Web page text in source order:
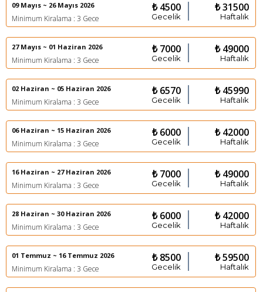
09 Mayıs ~ 26 Mayıs 2026
Minimum Kiralama : 3 Gece
₺ 4500
Gecelik
₺ 31500
Haftalık
27 Mayıs ~ 01 Haziran 2026
Minimum Kiralama : 3 Gece
₺ 7000
Gecelik
₺ 49000
Haftalık
02 Haziran ~ 05 Haziran 2026
Minimum Kiralama : 3 Gece
₺ 6570
Gecelik
₺ 45990
Haftalık
06 Haziran ~ 15 Haziran 2026
Minimum Kiralama : 3 Gece
₺ 6000
Gecelik
₺ 42000
Haftalık
16 Haziran ~ 27 Haziran 2026
Minimum Kiralama : 3 Gece
₺ 7000
Gecelik
₺ 49000
Haftalık
28 Haziran ~ 30 Haziran 2026
Minimum Kiralama : 3 Gece
₺ 6000
Gecelik
₺ 42000
Haftalık
01 Temmuz ~ 16 Temmuz 2026
Minimum Kiralama : 3 Gece
₺ 8500
Gecelik
₺ 59500
Haftalık